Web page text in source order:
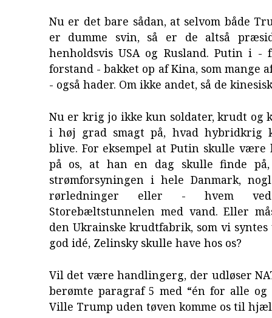
Nu er det bare sådan, at selvom både
er dumme svin, så er de altså
henholdsvis USA og Rusland. Putin i -
forstand - bakket op af Kina, som mange
- også hader. Om ikke andet, så de
Nu er krig jo ikke kun soldater, krudt og
i høj grad smagt på, hvad hybridkrig
blive. For eksempel at Putin skulle være
på os, at han en dag skulle finde på,
strømforsyningen i hele Danmark,
rørledninger eller - hvem
Storebæltstunnelen med vand. Eller
den Ukrainske krudtfabrik, som vi
god idé, Zelinsky skulle have hos os?
Vil det være handlingerg, der udløser
berømte paragraf 5 med “én for alle og
Ville Trump uden tøven komme os til